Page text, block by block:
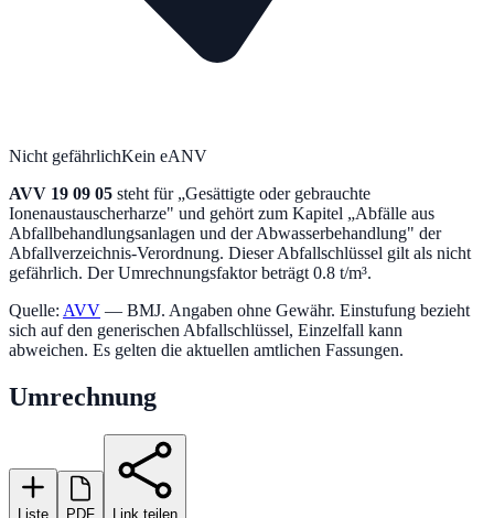
Nicht gefährlichKein eANV
AVV 19 09 05 steht für „Gesättigte oder gebrauchte
Ionenaustauscherharze" und gehört zum Kapitel „Abfälle aus
Abfallbehandlungsanlagen und der Abwasserbehandlung" der
Abfallverzeichnis-Verordnung. Dieser Abfallschlüssel gilt als nicht
gefährlich. Der Umrechnungsfaktor beträgt 0.8 t/m³.
Quelle: AVV — BMJ. Angaben ohne Gewähr. Einstufung bezieht
sich auf den generischen Abfallschlüssel, Einzelfall kann
abweichen. Es gelten die aktuellen amtlichen Fassungen.
Umrechnung
Liste PDF Link teilen